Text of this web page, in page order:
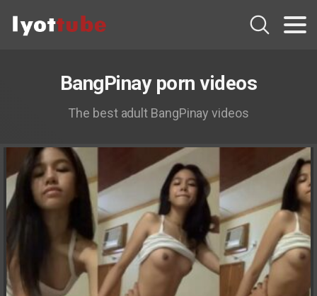
BangPinay porn videos
The best adult BangPinay videos